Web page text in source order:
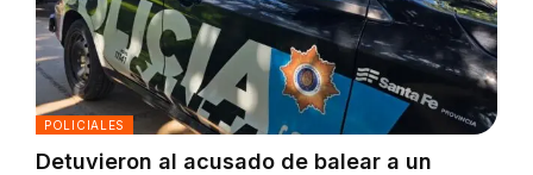
POLICIALES
Detuvieron al acusado de balear a un